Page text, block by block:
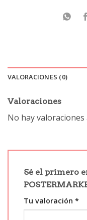
VALORACIONES (0)
Valoraciones
No hay valoraciones
Sé el primero
Tu valoración *